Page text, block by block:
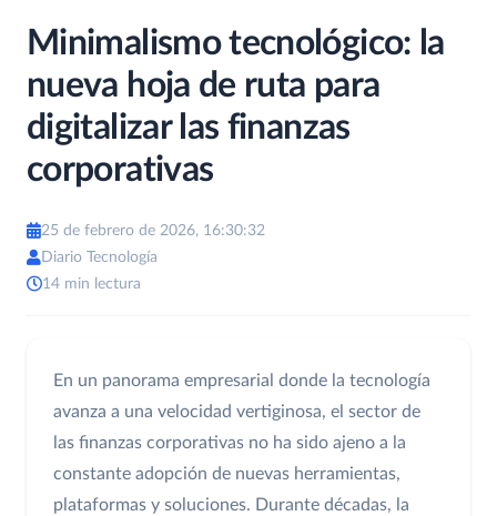
Minimalismo tecnológico: la
nueva hoja de ruta para
digitalizar las finanzas
corporativas
25 de febrero de 2026, 16:30:32
Diario Tecnología
14 min lectura
En un panorama empresarial donde la tecnología
avanza a una velocidad vertiginosa, el sector de
las finanzas corporativas no ha sido ajeno a la
constante adopción de nuevas herramientas,
plataformas y soluciones. Durante décadas, la